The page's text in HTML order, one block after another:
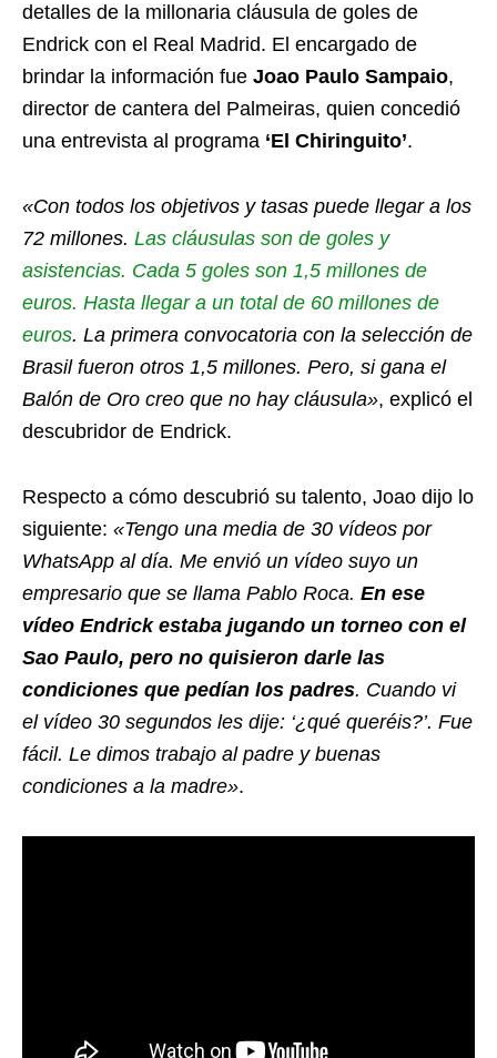
detalles de la millonaria cláusula de goles de
Endrick con el Real Madrid. El encargado de
brindar la información fue Joao Paulo Sampaio,
director de cantera del Palmeiras, quien concedió
una entrevista al programa ‘El Chiringuito’.
«Con todos los objetivos y tasas puede llegar a los
72 millones. Las cláusulas son de goles y
asistencias. Cada 5 goles son 1,5 millones de
euros. Hasta llegar a un total de 60 millones de
euros. La primera convocatoria con la selección de
Brasil fueron otros 1,5 millones. Pero, si gana el
Balón de Oro creo que no hay cláusula», explicó el
descubridor de Endrick.
Respecto a cómo descubrió su talento, Joao dijo lo
siguiente: «Tengo una media de 30 vídeos por
WhatsApp al día. Me envió un vídeo suyo un
empresario que se llama Pablo Roca. En ese
vídeo Endrick estaba jugando un torneo con el
Sao Paulo, pero no quisieron darle las
condiciones que pedían los padres. Cuando vi
el vídeo 30 segundos les dije: ‘¿qué queréis?’. Fue
fácil. Le dimos trabajo al padre y buenas
condiciones a la madre».